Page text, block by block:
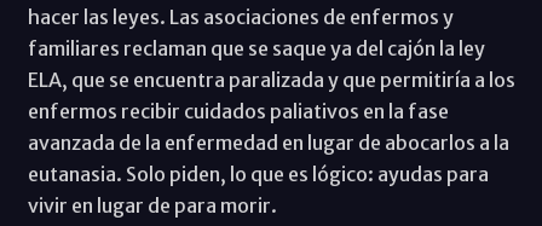
hacer las leyes. Las asociaciones de enfermos y
familiares reclaman que se saque ya del cajón la ley
ELA, que se encuentra paralizada y que permitiría a los
enfermos recibir cuidados paliativos en la fase
avanzada de la enfermedad en lugar de abocarlos a la
eutanasia. Solo piden, lo que es lógico: ayudas para
vivir en lugar de para morir.